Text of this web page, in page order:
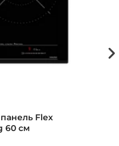
Flex
60 см